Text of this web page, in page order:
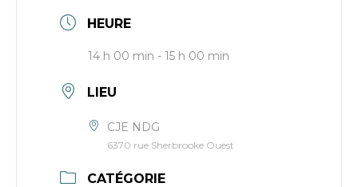
HEURE
14 h 00 min - 15 h 00 min
LIEU
CJE NDG
6370 rue Sherbrooke Ouest
CATÉGORIE